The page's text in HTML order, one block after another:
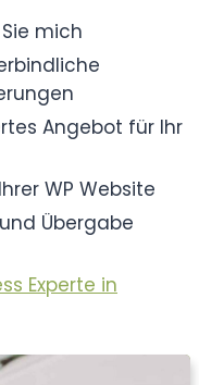
mich
Angebot für Ihr
WP Website
Übergabe
Experte in